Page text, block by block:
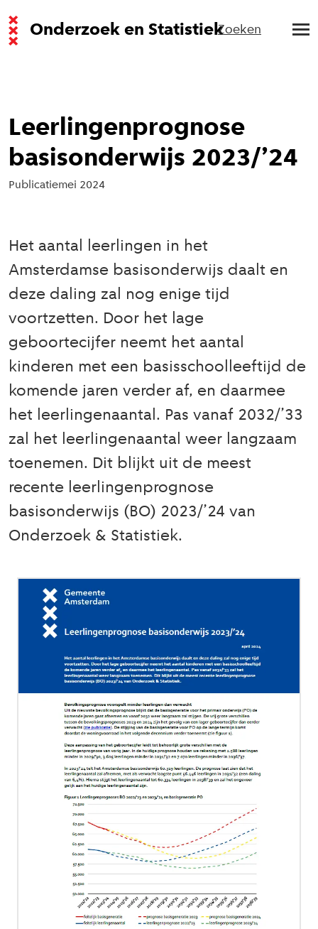
Onderzoek en StatistiekZoeken
Leerlingenprognose
basisonderwijs 2023/’24
Publicatiemei 2024
Het aantal leerlingen in het
Amsterdamse basisonderwijs daalt en
deze daling zal nog enige tijd
voortzetten. Door het lage
geboortecijfer neemt het aantal
kinderen met een basisschoolleeftijd de
komende jaren verder af, en daarmee
het leerlingenaantal. Pas vanaf 2032/’33
zal het leerlingenaantal weer langzaam
toenemen. Dit blijkt uit de meest
recente leerlingenprognose
basisonderwijs (BO) 2023/’24 van
Onderzoek & Statistiek.